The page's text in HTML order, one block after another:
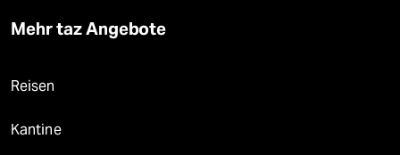
Mehr taz Angebote
Reisen
Kantine